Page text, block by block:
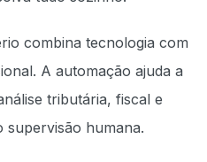
combina tecnologia com
A automação ajuda a
tributária, fiscal e
supervisão humana.